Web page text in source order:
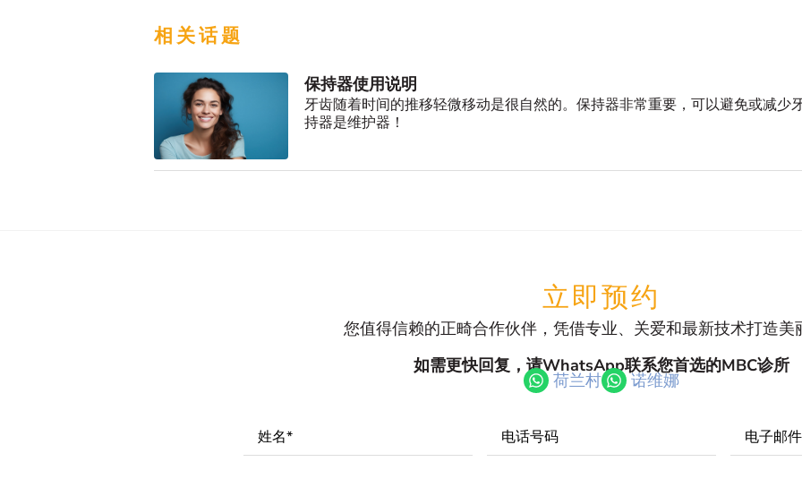
相关话题
保持器使用说明
牙齿随着时间的推移轻微移动是很自然的。保持器非常重要，可以避免或减少
持器是维护器！
立即预约
您值得信赖的正畸合作伙伴，凭借专业、关爱和最新技术打造美
如需更快回复，请WhatsApp联系您首选的MBC诊所
荷兰村 诺维娜
Name* Phone
Number*
Email*